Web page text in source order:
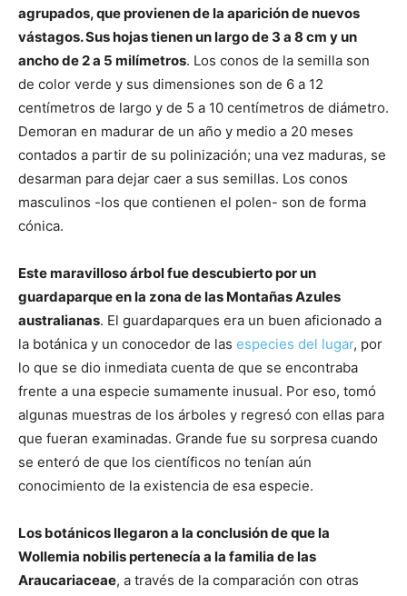
agrupados, que provienen de la aparición de nuevos
vástagos. Sus hojas tienen un largo de 3 a 8 cm y un
ancho de 2 a 5 milímetros. Los conos de la semilla son
de color verde y sus dimensiones son de 6 a 12
centímetros de largo y de 5 a 10 centímetros de diámetro.
Demoran en madurar de un año y medio a 20 meses
contados a partir de su polinización; una vez maduras, se
desarman para dejar caer a sus semillas. Los conos
masculinos -los que contienen el polen- son de forma
cónica.
Este maravilloso árbol fue descubierto por un
guardaparque en la zona de las Montañas Azules
australianas. El guardaparques era un buen aficionado a
la botánica y un conocedor de las especies del lugar, por
lo que se dio inmediata cuenta de que se encontraba
frente a una especie sumamente inusual. Por eso, tomó
algunas muestras de los árboles y regresó con ellas para
que fueran examinadas. Grande fue su sorpresa cuando
se enteró de que los científicos no tenían aún
conocimiento de la existencia de esa especie.
Los botánicos llegaron a la conclusión de que la
Wollemia nobilis pertenecía a la familia de las
Araucariaceae, a través de la comparación con otras